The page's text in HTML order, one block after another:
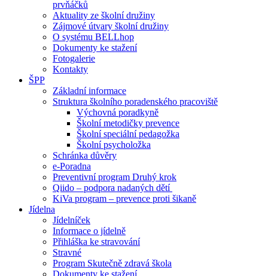
prvňáčků
Aktuality ze školní družiny
Zájmové útvary školní družiny
O systému BELLhop
Dokumenty ke stažení
Fotogalerie
Kontakty
ŠPP
Základní informace
Struktura školního poradenského pracoviště
Výchovná poradkyně
Školní metodičky prevence
Školní speciální pedagožka
Školní psycholožka
Schránka důvěry
e-Poradna
Preventivní program Druhý krok
Qiido – podpora nadaných dětí
KiVa program – prevence proti šikaně
Jídelna
Jídelníček
Informace o jídelně
Přihláška ke stravování
Stravné
Program Skutečně zdravá škola
Dokumenty ke stažení